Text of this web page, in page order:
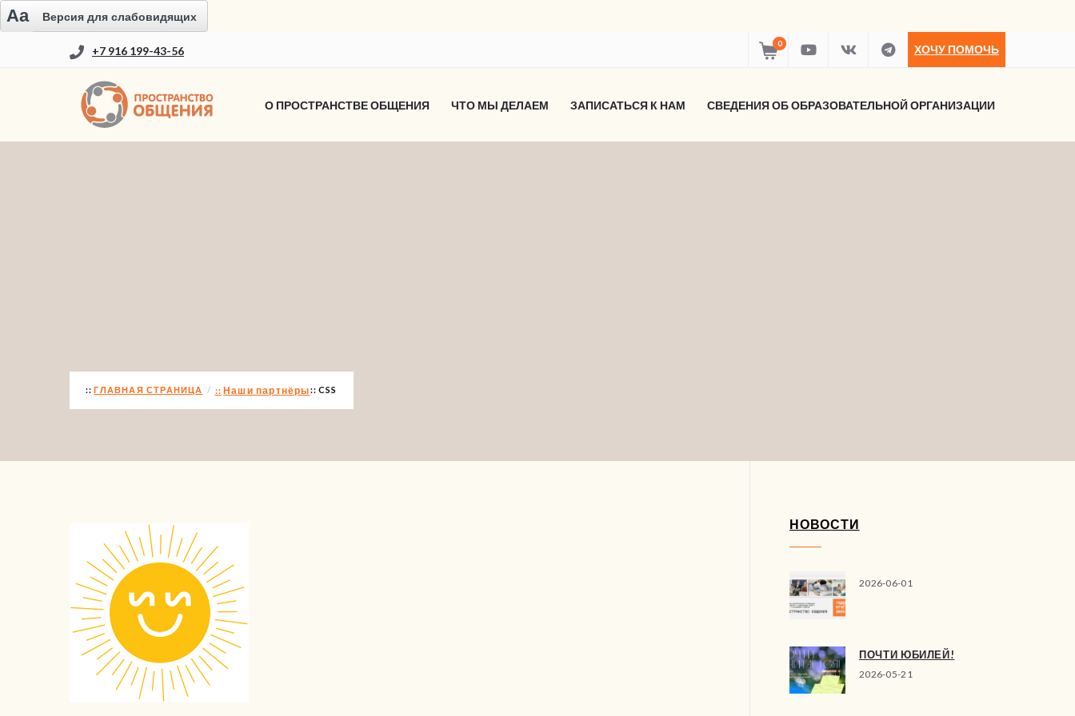
Aa Версия для слабовидящих
+7 916 199-43-56
0 ХОЧУ ПОМОЧЬ
О ПРОСТРАНСТВЕ ОБЩЕНИЯ ЧТО МЫ ДЕЛАЕМ ЗАПИСАТЬСЯ К НАМ СВЕДЕНИЯ ОБ ОБРАЗОВАТЕЛЬНОЙ ОРГАНИЗАЦИИ
ГЛАВНАЯ СТРАНИЦА Наши партнёры CSS
НОВОСТИ
2026-06-01
ПОЧТИ ЮБИЛЕЙ!
2026-05-21